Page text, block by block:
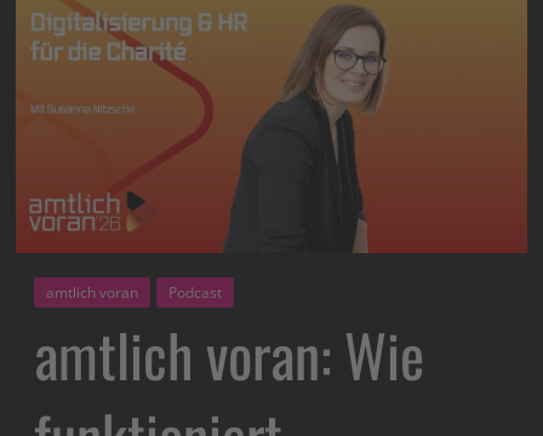
amtlich voran Podcast
amtlich voran: Wie